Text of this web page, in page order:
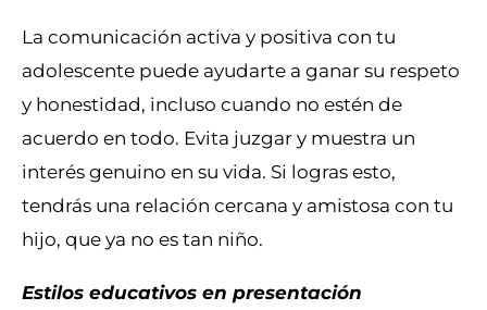
La comunicación activa y positiva con tu
adolescente puede ayudarte a ganar su respeto
y honestidad, incluso cuando no estén de
acuerdo en todo. Evita juzgar y muestra un
interés genuino en su vida. Si logras esto,
tendrás una relación cercana y amistosa con tu
hijo, que ya no es tan niño.
Estilos educativos en presentación